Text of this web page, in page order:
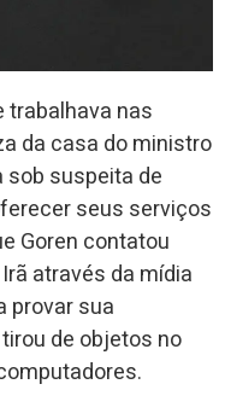
trabalhava nas
da casa do ministro
sob suspeita de
seus serviços
Goren contatou
através da mídia
provar sua
de objetos no